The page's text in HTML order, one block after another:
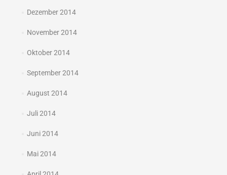
Dezember 2014
November 2014
Oktober 2014
September 2014
August 2014
Juli 2014
Juni 2014
Mai 2014